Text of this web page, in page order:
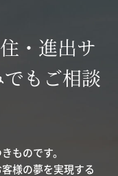
・進出サ
もご相談
ものです。
様の夢を実現する